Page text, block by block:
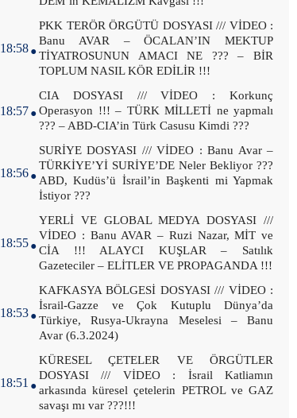
18:58.PKK TERÖR ÖRGÜTÜ DOSYASI /// VİDEO :
Banu AVAR – ÖCALAN’IN MEKTUP
TİYATROSUNUN AMACI NE ??? – BİR
TOPLUM NASIL KÖR EDİLİR !!!
18:57.CIA DOSYASI /// VİDEO : Korkunç
Operasyon !!! – TÜRK MİLLETİ ne yapmalı
??? – ABD-CIA’in Türk Casusu Kimdi ???
18:56.SURİYE DOSYASI /// VİDEO : Banu Avar –
TÜRKİYE’Yİ SURİYE’DE Neler Bekliyor ???
ABD, Kudüs’ü İsrail’in Başkenti mi Yapmak
İstiyor ???
18:55.YERLİ VE GLOBAL MEDYA DOSYASI ///
VİDEO : Banu AVAR – Ruzi Nazar, MİT ve
CİA !!! ALAYCI KUŞLAR – Satılık
Gazeteciler – ELİTLER VE PROPAGANDA !!!
18:53.KAFKASYA BÖLGESİ DOSYASI /// VİDEO :
İsrail-Gazze ve Çok Kutuplu Dünya’da
Türkiye, Rusya-Ukrayna Meselesi – Banu
Avar (6.3.2024)
18:51 .KÜRESEL ÇETELER VE ÖRGÜTLER
DOSYASI /// VİDEO : İsrail Katliamın
arkasında küresel çetelerin PETROL ve GAZ
savaşı mı var ???!!!